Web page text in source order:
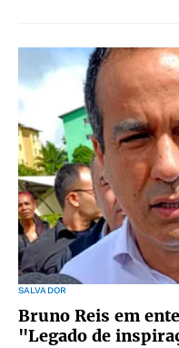
SALVADOR
Bruno Reis em
"Legado de